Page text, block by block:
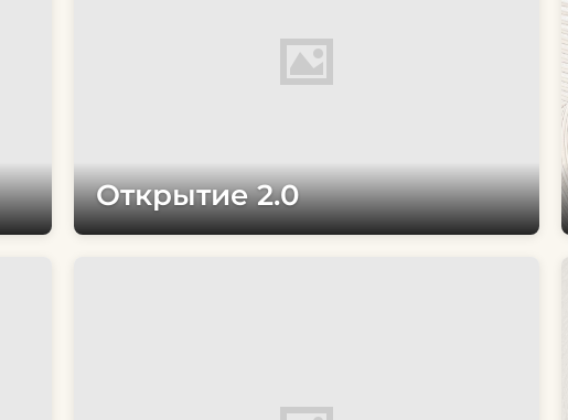
Открытие 2.0